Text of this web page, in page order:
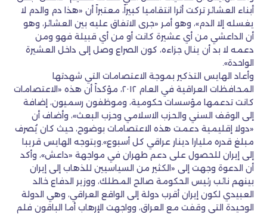
أبناء العشائر تركت أثرا انتقاميا كبيراً، معتبراً أن «هذا دم والدم لا
يغسله إلا الدم»، وهو أمر «جرى الاتفاق عليه بين العشائر، وهو
أن الداعشي من أي عشيرة كانت أو من أي قبيلة فهو ومن
دعمه لا بد أن ينال جزاءه، كون الصراع وصل إلى داخل العشيرة
الواحدة».
وأعاد الهايس التذكير بموجة الاعتصامات التي شهدتها
المحافظات العراقية في العام ٢٠١٢، مؤكداً أن هذه «الاعتصامات
كانت تدعمها مؤسسات حكومية، وموظفون رسميون، إضافة
إلى الوقف السني والحزب الاسلامي وحزب البعث»، وأضاف أن
«دولا إقليمية دعمت هذه الاعتصامات بوضوح، حيث كان يُصرف
مبلغ قدره مليارا دينار عراقي كل أسبوع».ويتوجه الهايس قريبا
إلى إيران للحصول على دعم طهران في مواجهة «داعش»، وأكد
أن الدعوة وجهت إلى «الكثير من السياسيين للذهاب إلى إيران
بينهم نائب رئيس الحكومة صالح المطلك، ووزير الدفاع خالد
العبيدي لكون إيران أقرب دولة إلى الواقع العراقي، وهي الدولة
الوحيدة التي وقفت مع العراق، وواجهت الإرهاب أما الباقون فلم